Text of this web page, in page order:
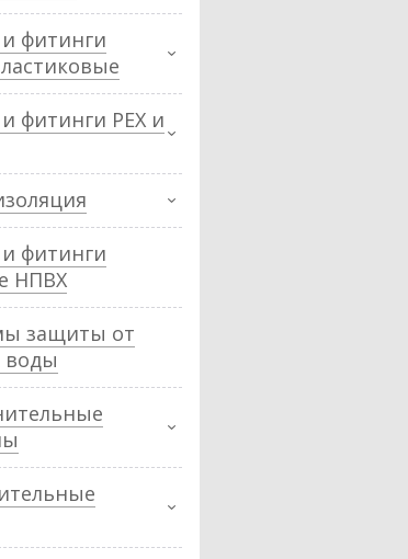
фитинги
фитинги PEX и
фитинги
НПВХ
защиты от
воды